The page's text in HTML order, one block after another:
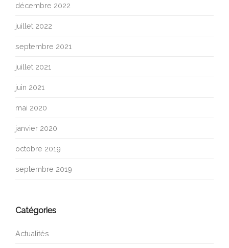
décembre 2022
juillet 2022
septembre 2021
juillet 2021
juin 2021
mai 2020
janvier 2020
octobre 2019
septembre 2019
Catégories
Actualités